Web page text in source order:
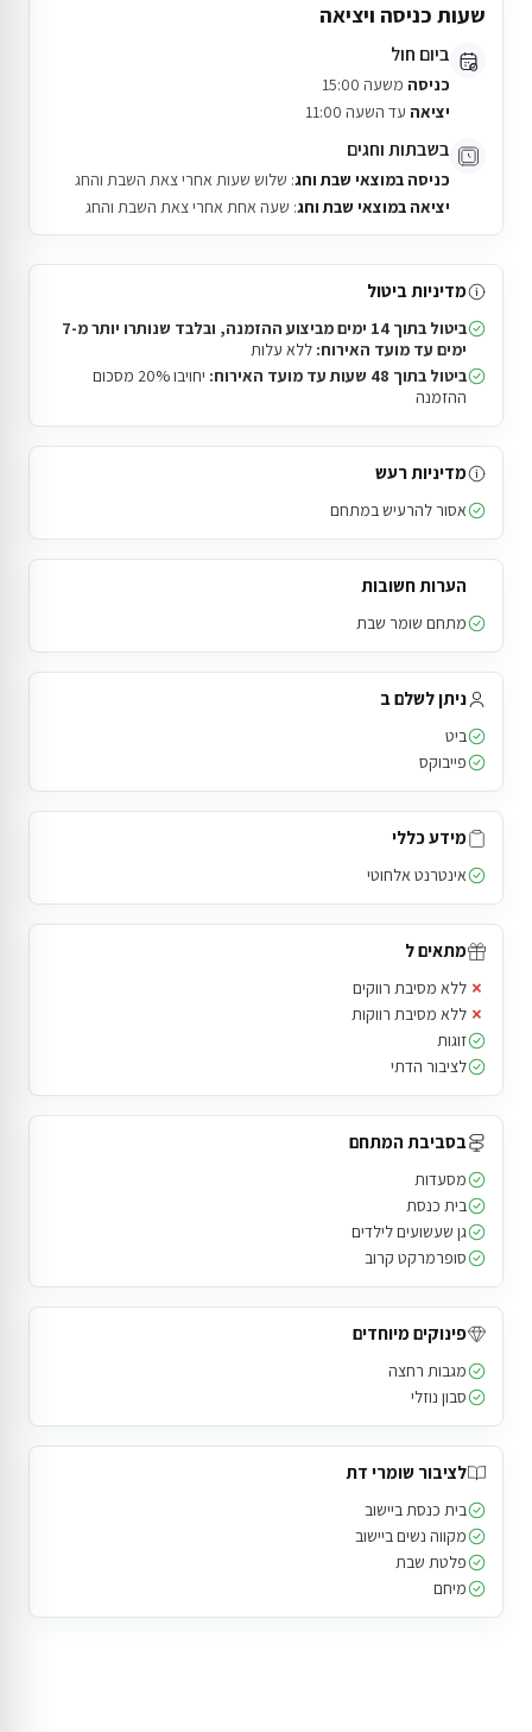
שעות כניסה ויציאה
ביום חול
כניסה משעה 15:00
יציאה עד השעה 11:00
בשבתות וחגים
כניסה במוצאי שבת וחג: שלוש שעות אחרי צאת השבת והחג
יציאה במוצאי שבת וחג: שעה אחת אחרי צאת השבת והחג
מדיניות ביטול
ביטול בתוך 14 ימים מביצוע ההזמנה, ובלבד שנותרו יותר מ-7
ימים עד מועד האירוח: ללא עלות
ביטול בתוך 48 שעות עד מועד האירוח:
יחויבו 20% מסכום
ההזמנה
מדיניות רעש
אסור להרעיש במתחם
הערות חשובות
מתחם שומר שבת
ניתן לשלם ב
ביט
פייבוקס
מידע כללי
אינטרנט אלחוטי
מתאים ל
× ללא מסיבת רווקים
× ללא מסיבת רווקות
זוגות
לציבור הדתי
בסביבת המתחם
מסעדות
בית כנסת
גן שעשועים לילדים
סופרמרקט קרוב
פינוקים מיוחדים
מגבות רחצה
סבון נוזלי
לציבור שומרי דת
בית כנסת ביישוב
מקווה נשים ביישוב
פלטת שבת
מיחם